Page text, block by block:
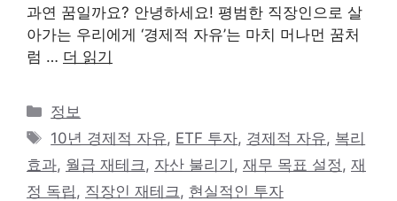
과연 꿈일까요? 안녕하세요! 평범한 직장인으로 살
아가는 우리에게 ‘경제적 자유’는 마치 머나먼 꿈처
럼 … 더 읽기
카
테
리
정보
태
그
10년 경제적 자유, ETF 투자, 경제적 자유, 복리
효과, 월급 재테크 , 자산 불리기 , 재무 목표 설정 , 재
정 독립 , 직장인 재테크 , 현실적인 투자